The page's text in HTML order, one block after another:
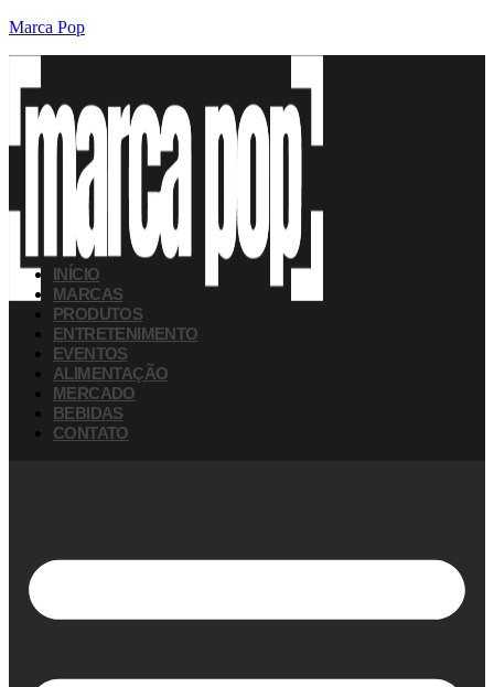
Marca Pop
INÍCIO
MARCAS
PRODUTOS
ENTRETENIMENTO
EVENTOS
ALIMENTAÇÃO
MERCADO
BEBIDAS
CONTATO